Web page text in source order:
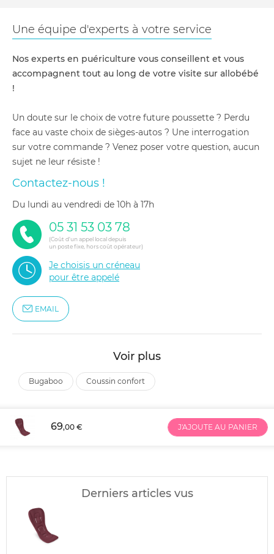
Une équipe d'experts à votre service
Nos experts en puériculture vous conseillent et vous
accompagnent tout au long de votre visite sur allobébé
!
Un doute sur le choix de votre future poussette ? Perdu
face au vaste choix de sièges-autos ? Une interrogation
sur votre commande ? Venez poser votre question, aucun
sujet ne leur résiste !
Contactez-nous !
du lundi au vendredi de 10h à 17h
05 31 53 03 78
(Coût d'un appel local depuis
un poste fixe, hors coût opérateur)
Je choisis un créneau
pour être appelé
EMAIL
Voir plus
bugaboo coussin confort
69,00 € J'AJOUTE AU PANIER
Derniers articles vus